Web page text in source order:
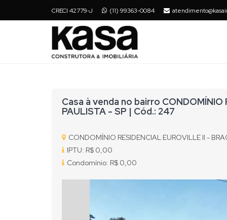
CRECI 42779-J (11) 99363-0084
Casa à venda no bairro CONDOMÍNIO
PAULISTA - SP | Cód.: 247
CONDOMÍNIO RESIDENCIAL EUROVILLE II -
IPTU: R$ 0,00
Condomínio: R$ 0,00